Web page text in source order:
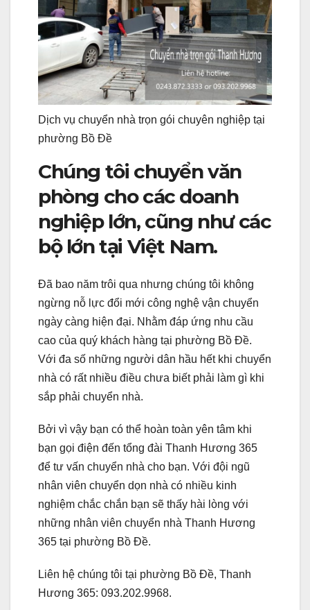
Dịch vụ chuyển nhà trọn gói chuyên nghiệp tại
phường Bồ Đề
Chúng tôi chuyển văn
phòng cho các doanh
nghiệp lớn, cũng như các
bộ lớn tại Việt Nam.
Đã bao năm trôi qua nhưng chúng tôi không
ngừng nỗ lực đổi mới công nghệ vận chuyển
ngày càng hiện đại. Nhằm đáp ứng nhu cầu
cao của quý khách hàng tại phường Bồ Đề.
Với đa số những người dân hầu hết khi chuyển
nhà có rất nhiều điều chưa biết phải làm gì khi
sắp phải chuyển nhà.
Bởi vì vậy bạn có thể hoàn toàn yên tâm khi
bạn gọi điện đến tổng đài Thanh Hương 365
để tư vấn chuyển nhà cho bạn. Với đội ngũ
nhân viên chuyển dọn nhà có nhiều kinh
nghiệm chắc chắn bạn sẽ thấy hài lòng với
những nhân viên chuyển nhà Thanh Hương
365 tại phường Bồ Đề.
Liên hệ chúng tôi tại phường Bồ Đề, Thanh
Hương 365: 093.202.9968.